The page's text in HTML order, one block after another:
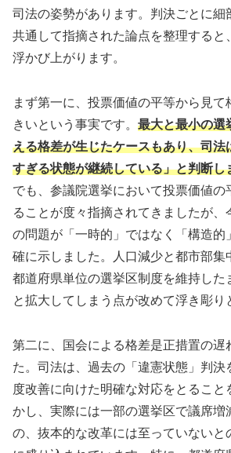
司法の姿勢があります。判決ごとに細
共通して指摘された論点を整理すると
浮かび上がります。
まず第一に、投票価値の平等から見て
きいという事実です。 最大と最小の選
える格差が生じたケースもあり、司法
すぎる状態が継続している」と判断し
でも、参議院選挙において投票価値の
ることが度々指摘されてきましたが、
の問題が「一時的」ではなく「構造的
確に示しました。人口減少と都市部集
都道府県単位の選挙区制度を維持した
と拡大してしまう点が改めて浮き彫り
第二に、国会による格差是正措置の遅
た。司法は、過去の「違憲状態」判決
度改善に向けた明確な対応をとること
かし、実際には一部の選挙区で議席増
の、抜本的な改革には至っていないと